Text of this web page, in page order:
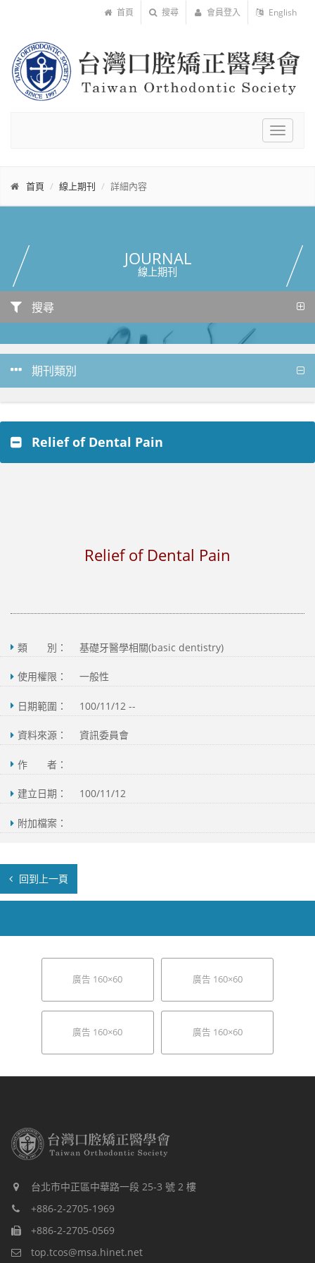
首頁 搜尋 會員登入 English
Toggle
首頁 線上期刊 詳細內容
JOURNAL
線上期刊
搜尋
期刊類別
Relief of Dental Pain
Relief of Dental Pain
類 別： 基礎牙醫學相關(basic dentistry)
使用權限： 一般性
日期範圍： 100/11/12 --
資料來源： 資訊委員會
作 者：
建立日期： 100/11/12
附加檔案：
回到上一頁
廣告 160×60 廣告 160×60
廣告 160×60 廣告 160×60
台北市中正區中華路一段 25-3 號 2 樓
+886-2-2705-1969
+886-2-2705-0569
top.tcos@msa.hinet.net